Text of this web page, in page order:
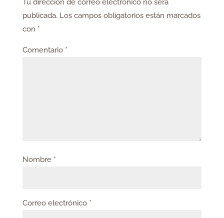
Tu dirección de correo electrónico no será
publicada. Los campos obligatorios están marcados
con *
Comentario *
Nombre *
Correo electrónico *